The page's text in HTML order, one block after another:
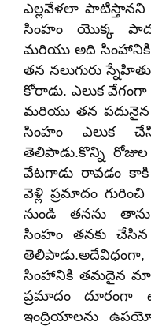
ఎల్లవేళలా
సింహం యొక్క
మరియు అది
తన నలుగురు
కోరాడు. ఎలుక వేగంగా
మరియు తన పదునైన
సింహం ఎలుక
తెలిపాడు.కొన్ని
వేటగాడు రావడం కాకి
వెళ్లి ప్రమాదం
నుండి తనను తాను
సింహం తనకు
సింహానికి తమదైన
ప్రమాదం దూరంగా
ఇంద్రియాలను